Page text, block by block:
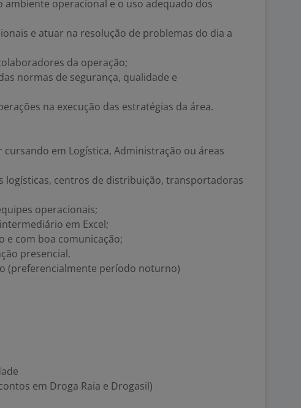
ambiente operacional e o uso adequado dos
e atuar na resolução de problemas do dia a
da operação;
normas de segurança, qualidade e
na execução das estratégias da área.
cursando em Logística, Administração ou áreas
logísticas, centros de distribuição, transportadoras
operacionais;
em Excel;
e com boa comunicação;
presencial.
(preferencialmente período noturno)
em Droga Raia e Drogasil)